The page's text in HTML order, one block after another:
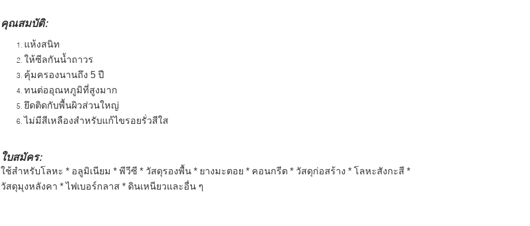
คุณสมบัติ:
แห้งสนิท
ให้ซีลกันน้ำถาวร
คุ้มครองนานถึง 5 ปี
ทนต่ออุณหภูมิที่สูงมาก
ยึดติดกับพื้นผิวส่วนใหญ่
ไม่มีสีเหลืองสำหรับแก้ไขรอยรั่วสีใส
ใบสมัคร:
ใช้สำหรับโลหะ * อลูมิเนียม * พีวีซี * วัสดุรองพื้น * ยางมะตอย * คอนกรีต * วัสดุก่อสร้าง * โลหะสังกะสี *
วัสดุมุงหลังคา * ไฟเบอร์กลาส * ดินเหนียวและอื่น ๆ